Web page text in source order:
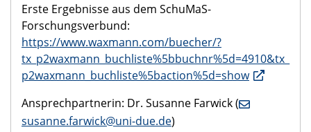
Erste Ergebnisse aus dem SchuMaS-
Forschungsverbund:
https://www.waxmann.com/buecher/?
tx_p2waxmann_buchliste%5bbuchnr%5d=4910&tx_
p2waxmann_buchliste%5baction%5d=show
Ansprechpartnerin: Dr. Susanne Farwick (
susanne.farwick@uni-due.de)